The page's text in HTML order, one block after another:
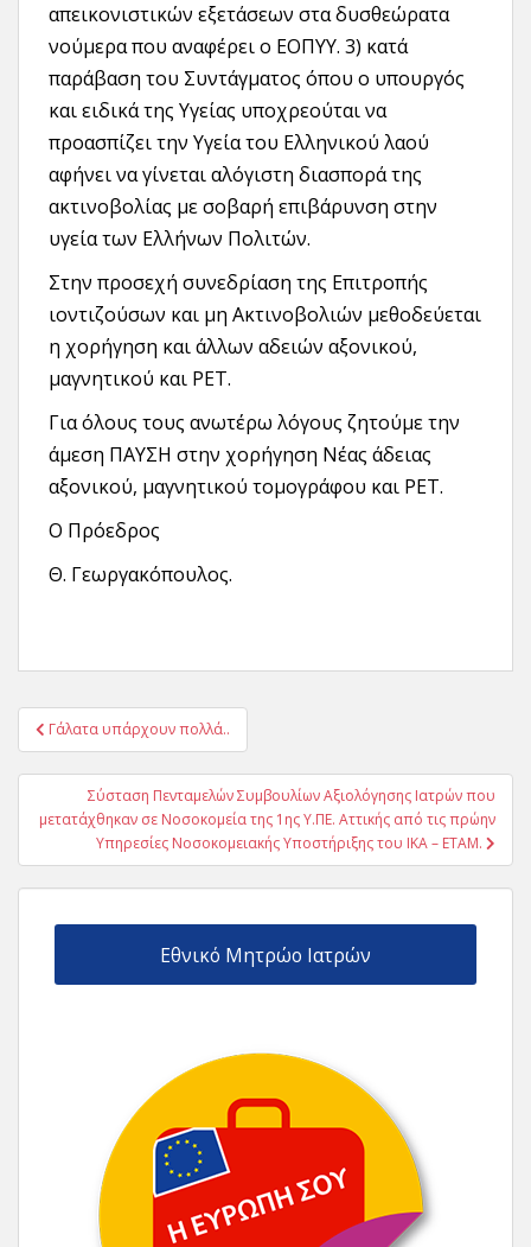
απεικονιστικών εξετάσεων στα δυσθεώρατα
νούμερα που αναφέρει ο ΕΟΠΥΥ. 3) κατά
παράβαση του Συντάγματος όπου ο υπουργός
και ειδικά της Υγείας υποχρεούται να
προασπίζει την Υγεία του Ελληνικού λαού
αφήνει να γίνεται αλόγιστη διασπορά της
ακτινοβολίας με σοβαρή επιβάρυνση στην
υγεία των Ελλήνων Πολιτών.
Στην προσεχή συνεδρίαση της Επιτροπής
ιοντιζούσων και μη Ακτινοβολιών μεθοδεύεται
η χορήγηση και άλλων αδειών αξονικού,
μαγνητικού και PET.
Για όλους τους ανωτέρω λόγους ζητούμε την
άμεση ΠΑΥΣΗ στην χορήγηση Νέας άδειας
αξονικού, μαγνητικού τομογράφου και PET.
Ο Πρόεδρος
Θ. Γεωργακόπουλος.
Πλοήγηση
άρθρων
Γάλατα υπάρχουν πολλά..
Σύσταση Πενταμελών Συμβουλίων Αξιολόγησης Ιατρών που
μετατάχθηκαν σε Νοσοκομεία της 1ης Υ.ΠΕ. Αττικής από τις πρώην
Υπηρεσίες Νοσοκομειακής Υποστήριξης του ΙΚΑ – ΕΤΑΜ.
Εθνικό Μητρώο Ιατρών